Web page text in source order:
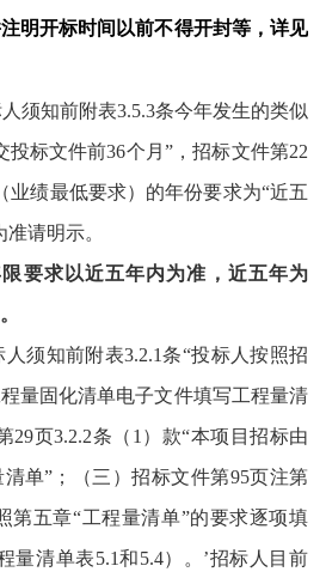
明开标时间以前不得开封等，详见
须知前附表3.5.3条今年发生的类似
投标文件前36个月”，招标文件第22
业绩最低要求）的年份要求为“近五
请明示。
要求以近五年内为准，近五年为
人须知前附表3.2.1条“投标人按照招
量固化清单电子文件填写工程量清
29页3.2.2条（ 1 ）款“本项目招标由
单”；（三）招标文件第95页注第
第五章“工程量清单”的要求逐项填
量清单表5.1和5.4）。’招标人目前